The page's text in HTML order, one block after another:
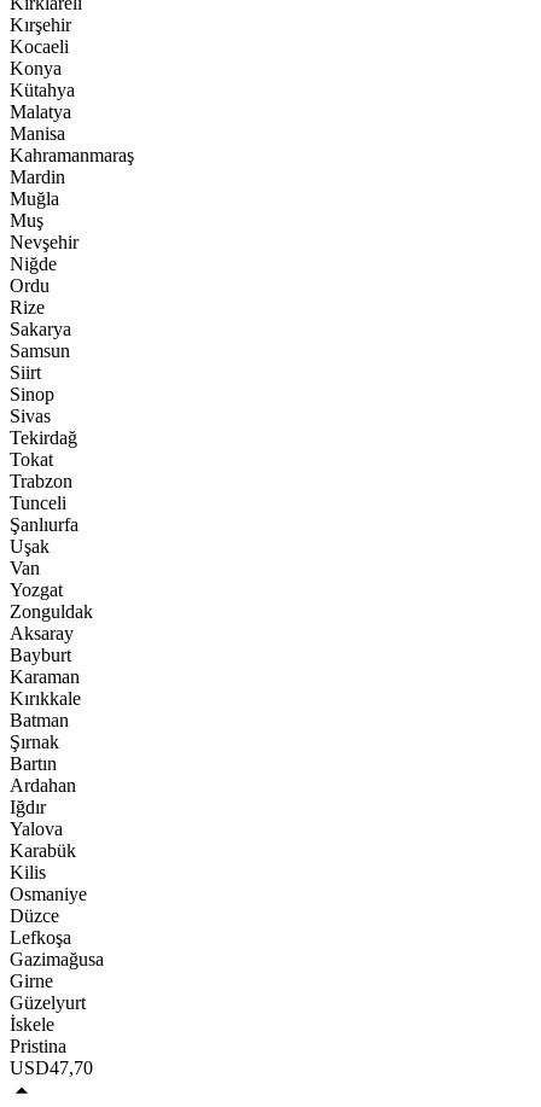
Kırşehir
Kocaeli
Konya
Kütahya
Malatya
Manisa
Kahramanmaraş
Mardin
Muğla
Muş
Nevşehir
Niğde
Ordu
Rize
Sakarya
Samsun
Siirt
Sinop
Sivas
Tekirdağ
Tokat
Trabzon
Tunceli
Şanlıurfa
Uşak
Van
Yozgat
Zonguldak
Aksaray
Bayburt
Karaman
Kırıkkale
Batman
Şırnak
Bartın
Ardahan
Iğdır
Yalova
Karabük
Kilis
Osmaniye
Düzce
Lefkoşa
Gazimağusa
Girne
Güzelyurt
İskele
Pristina
USD47,70